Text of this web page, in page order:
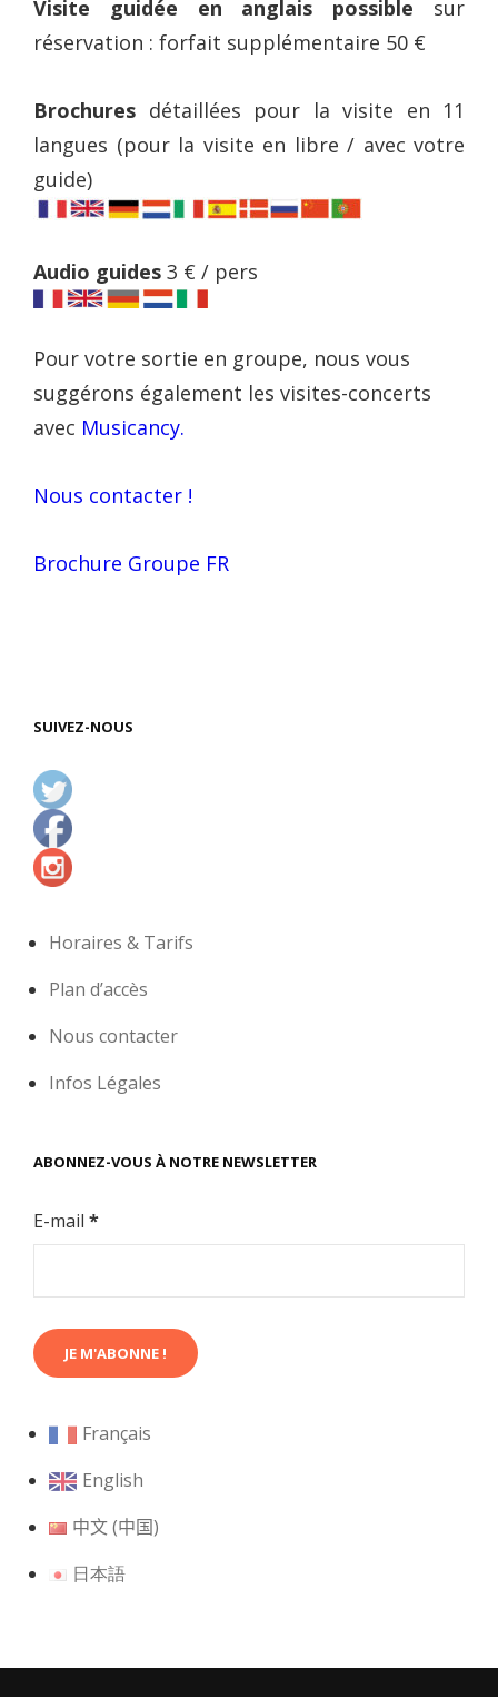
Visite guidée en anglais possible sur
réservation : forfait supplémentaire 50 €
Brochures détaillées pour la visite en 11
langues (pour la visite en libre / avec votre
guide)
Audio guides 3 € / pers
Pour votre sortie en groupe, nous vous
suggérons également les visites-concerts
avec Musicancy.
Nous contacter !
Brochure Groupe FR
SUIVEZ-NOUS
Horaires & Tarifs
Plan d’accès
Nous contacter
Infos Légales
ABONNEZ-VOUS À NOTRE NEWSLETTER
E-mail *
Français
English
中文 (中国)
日本語